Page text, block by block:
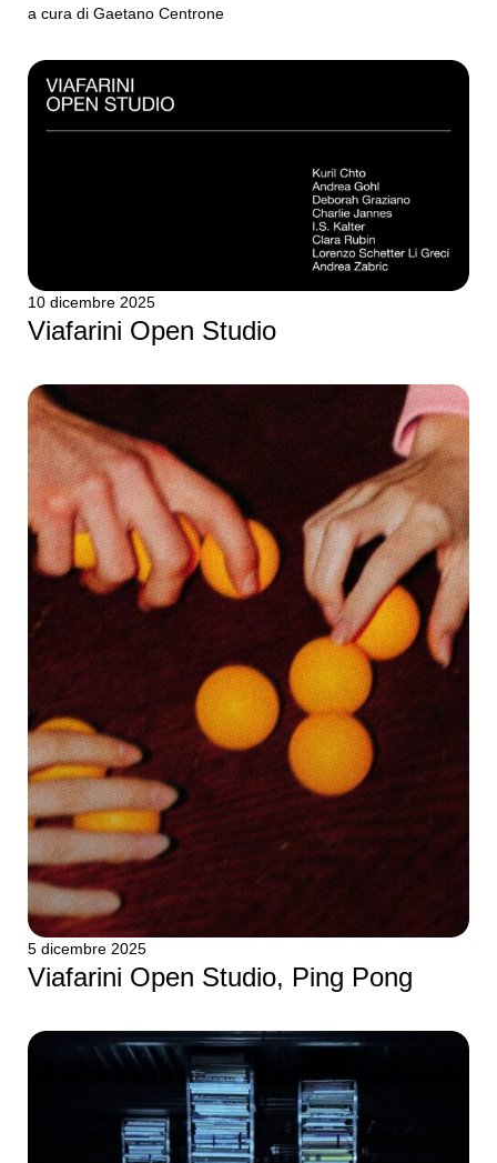
a cura di Gaetano Centrone
10 dicembre 2025
Viafarini Open Studio
5 dicembre 2025
Viafarini Open Studio, Ping Pong